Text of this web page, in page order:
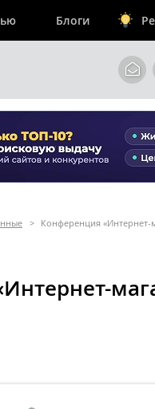
Блоги
> Конференция «Интернет-